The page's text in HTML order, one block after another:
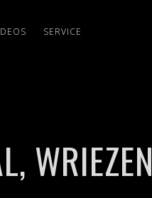
SERVICE
WRIEZEN